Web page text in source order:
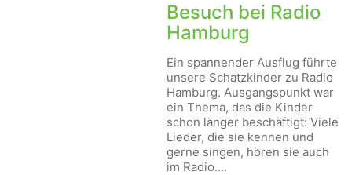
Besuch bei Radio
Hamburg
Ein spannender Ausflug führte
unsere Schatzkinder zu Radio
Hamburg. Ausgangspunkt war
ein Thema, das die Kinder
schon länger beschäftigt: Viele
Lieder, die sie kennen und
gerne singen, hören sie auch
im Radio.…